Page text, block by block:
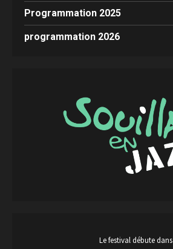
Programmation 2025
programmation 2026
Le festival débute dans